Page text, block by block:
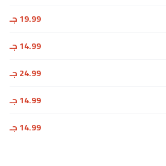
19.99 جـ
14.99 جـ
24.99 جـ
14.99 جـ
14.99 جـ